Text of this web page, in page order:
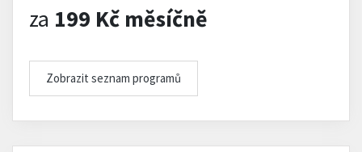
za 199 Kč měsíčně
Zobrazit seznam programů